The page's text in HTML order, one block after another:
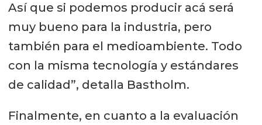
Así que si podemos producir acá será
muy bueno para la industria, pero
también para el medioambiente. Todo
con la misma tecnología y estándares
de calidad”, detalla Bastholm.
Finalmente, en cuanto a la evaluación